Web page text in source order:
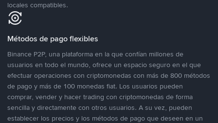
locales compatibles.
Métodos de pago flexibles
Binance P2P, una plataforma en la que confían millones de
usuarios en todo el mundo, ofrece un espacio seguro en el que
efectuar operaciones con criptomonedas con más de 800 métodos
de pago y más de 100 monedas fiat. Los usuarios pueden
comprar, vender y hacer trading con criptomonedas de forma
sencilla y directamente con otros usuarios. A su vez, pueden
establecer los precios y los métodos de pago que deseen en un